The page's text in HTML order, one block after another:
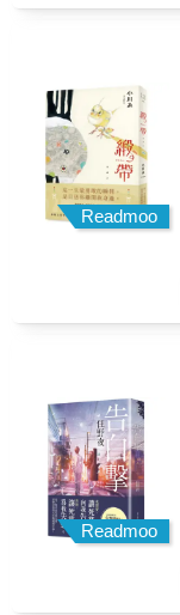
Readmoo
Readmoo